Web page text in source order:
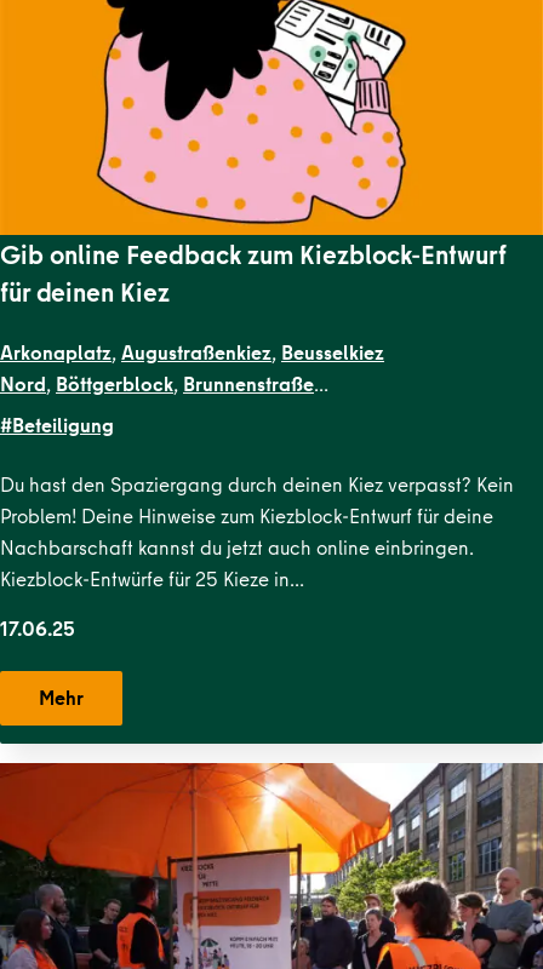
Gib online Feedback zum Kiezblock-Entwurf
für deinen Kiez
Arkonaplatz,Augustraßenkiez, Beusselkiez
Nord, Böttgerblock, Brunnenstraße
West Dircksenstraße
Straße, Malplaquetkiez,Moabit West,Ottopark,Rosa-
Luxemburg-Platz,Scheunenviertel,Schillerpark
Süd,Soldiner Kiez Ost ,Soldiner Kiez
West,Stephankiez,Uferstraßenkiez
#Beteiligung
Du hast den Spaziergang durch deinen Kiez verpasst? Kein
Problem! Deine Hinweise zum Kiezblock-Entwurf für deine
Nachbarschaft kannst du jetzt auch online einbringen.
Kiezblock-Entwürfe für 25 Kieze in…
17.06.25
Mehr